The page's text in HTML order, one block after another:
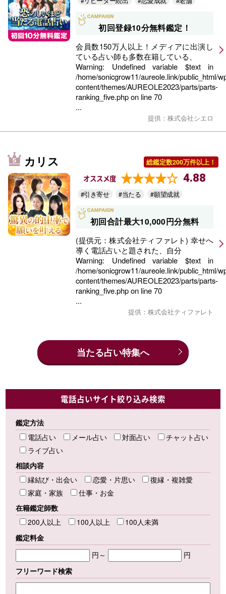
初回登録10分無料鑑定！
会員数150万人以上！メディアに出演し
ている占い師も多数在籍している、
Warning: Undefined variable $text in
/home/sonicgrow11/aureole.link/public_html/
content/themes/AUREOLE2023/parts/parts-
ranking_five.phpon line70
...
提供：株式会社シエロ
カリス 総鑑定数200万件以上！
オススメ度 4.88
#引き寄せ #当たる #願望成就
初回合計最大10,000円分無料
(提供元：株式会社ティファレト) 幸せへ
導く電話占いと題された、自分
Warning: Undefined variable $text in
/home/sonicgrow11/aureole.link/public_html/
content/themes/AUREOLE2023/parts/parts-
ranking_five.phpon line70
...
提供：株式会社ティファレト
当たる占い特集へ
電話占いサイト絞り込み検索
鑑定方法
電話占い
メール占い 対面占い
チャット占い
ライブ占い
相談内容
縁結び・出会い
恋愛・片思い
復縁・複雑愛
家庭・家族
仕事・お金
在籍鑑定師数
200人以上
100人以上
100人未満
鑑定料金
円～
円
フリーワード検索